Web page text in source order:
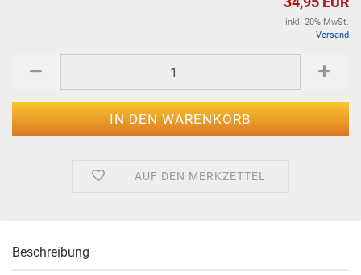
inkl. 20% MwSt.
Versand
AUF DEN MERKZETTEL
Beschreibung